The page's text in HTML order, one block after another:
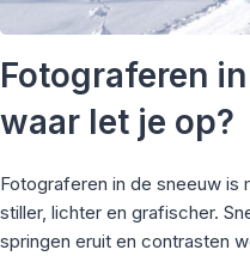
Fotograferen
waar let je op?
Fotograferen in de sneeuw is
stiller, lichter en grafischer.
springen eruit en contrasten